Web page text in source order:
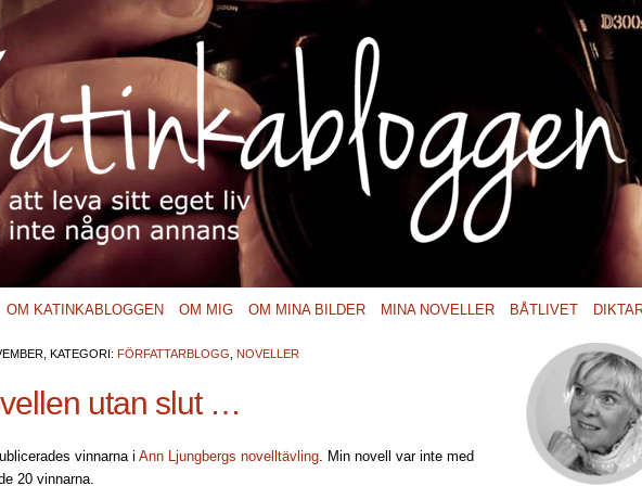
OM KATINKABLOGGEN OM MIG OM MINA BILDER MINA NOVELLER BÅTLIVET
KATEGORI: FÖRFATTARBLOGG NOVELLER
utan slut …
vinnarna i Ann Ljungbergs novelltävling. Min novell var inte med
20 vinnarna.